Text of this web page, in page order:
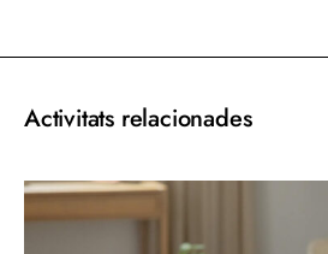
Activitats relacionades